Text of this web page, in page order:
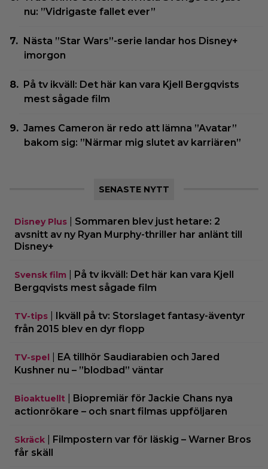
nu: ”Vidrigaste fallet ever”
Nästa ”Star Wars”-serie landar hos Disney+
imorgon
På tv ikväll: Det här kan vara Kjell Bergqvists
mest sågade film
James Cameron är redo att lämna ”Avatar”
bakom sig: ”Närmar mig slutet av karriären”
SENASTE NYTT
Disney Plus
Sommaren blev just hetare: 2
avsnitt av ny Ryan Murphy-thriller har anlänt till
Disney+
Svensk film
På tv ikväll: Det här kan vara Kjell
Bergqvists mest sågade film
TV-tips
Ikväll på tv: Storslaget fantasy-äventyr
från 2015 blev en dyr flopp
TV-spel
EA tillhör Saudiarabien och Jared
Kushner nu – ”blodbad” väntar
Bioaktuellt
Biopremiär för Jackie Chans nya
actionrökare – och snart filmas uppföljaren
Skräck
Filmpostern var för läskig – Warner Bros
får skäll